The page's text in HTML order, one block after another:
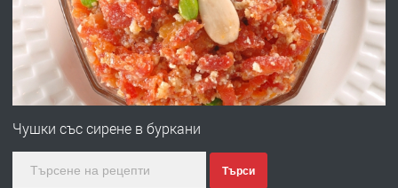
преди 1 година
ПРЕДЛАГА
Първи поход "По стъпките на Ангел
Чушки със сирене в буркани
Търси